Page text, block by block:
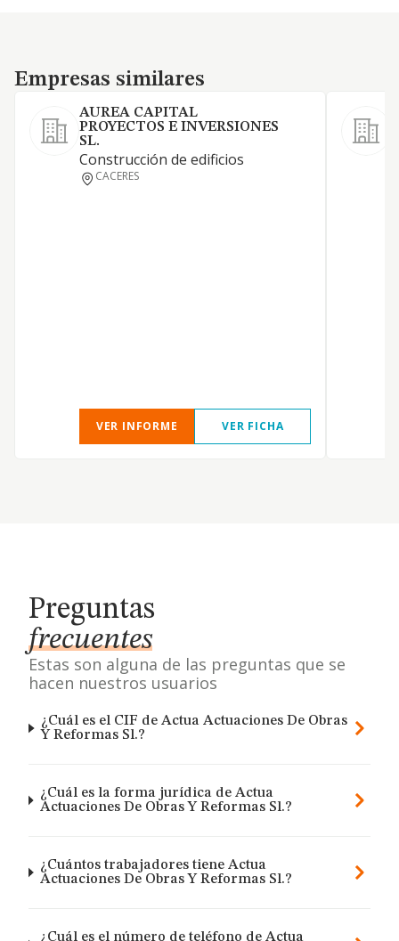
Empresas similares
Empresas similares
AUREA CAPITAL
PROYECTOS E INVERSIONES
SL.
Construcción de edificios
CACERES
VER INFORME VER FICHA
Preguntas
frecuentes
Estas son alguna de las preguntas que se
hacen nuestros usuarios
¿Cuál es el CIF de Actua Actuaciones De Obras
Y Reformas Sl.?
¿Cuál es la forma jurídica de Actua
Actuaciones De Obras Y Reformas Sl.?
¿Cuántos trabajadores tiene Actua
Actuaciones De Obras Y Reformas Sl.?
¿Cuál es el número de teléfono de Actua